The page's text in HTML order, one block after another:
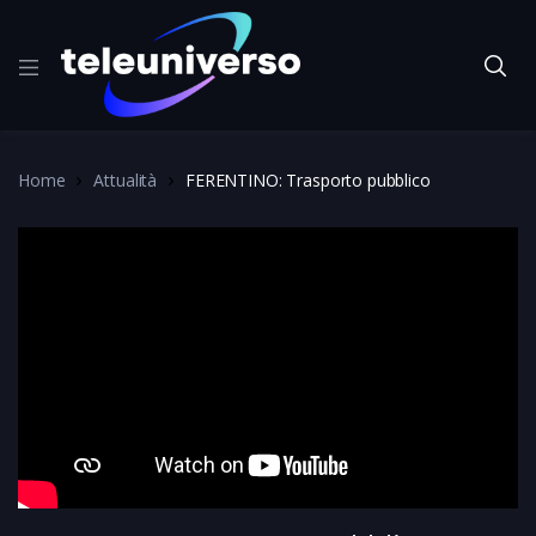
Home Attualità FERENTINO: Trasporto pubblico